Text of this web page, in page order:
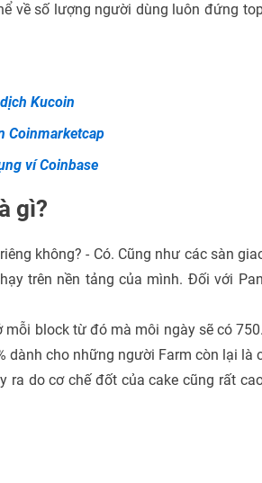
về số lượng người dùng luôn đứng
Kucoin
Coinmarketcap
ví Coinbase
gì?
không? - Có. Cũng như các sàn
trên nền tảng của mình. Đối với
block từ đó mà môi ngày sẽ có
cho những người Farm còn lại là
ra do cơ chế đốt của cake cũng rất